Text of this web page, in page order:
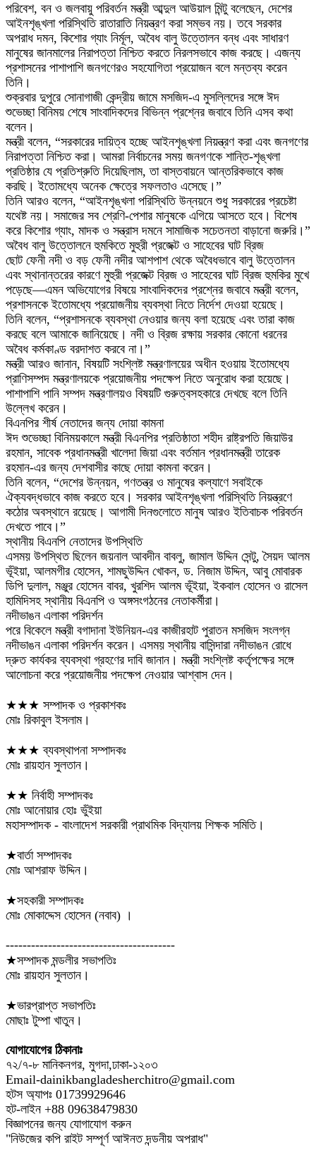
পরিবেশ, বন ও জলবায়ু পরিবর্তন মন্ত্রী আব্দুল আউয়াল মিন্টু বলেছেন, দেশের
আইনশৃঙ্খলা পরিস্থিতি রাতারাতি নিয়ন্ত্রণ করা সম্ভব নয়। তবে সরকার
অপরাধ দমন, কিশোর গ্যাং নির্মূল, অবৈধ বালু উত্তোলন বন্ধ এবং সাধারণ
মানুষের জানমালের নিরাপত্তা নিশ্চিত করতে নিরলসভাবে কাজ করছে। এজন্য
প্রশাসনের পাশাপাশি জনগণেরও সহযোগিতা প্রয়োজন বলে মন্তব্য করেন
তিনি।
শুক্রবার দুপুরে সোনাগাজী কেন্দ্রীয় জামে মসজিদ-এ মুসল্লিদের সঙ্গে ঈদ
শুভেচ্ছা বিনিময় শেষে সাংবাদিকদের বিভিন্ন প্রশ্নের জবাবে তিনি এসব কথা
বলেন।
মন্ত্রী বলেন, “সরকারের দায়িত্ব হচ্ছে আইনশৃঙ্খলা নিয়ন্ত্রণ করা এবং জনগণের
নিরাপত্তা নিশ্চিত করা। আমরা নির্বাচনের সময় জনগণকে শান্তি-শৃঙ্খলা
প্রতিষ্ঠার যে প্রতিশ্রুতি দিয়েছিলাম, তা বাস্তবায়নে আন্তরিকভাবে কাজ
করছি। ইতোমধ্যে অনেক ক্ষেত্রে সফলতাও এসেছে।”
তিনি আরও বলেন, “আইনশৃঙ্খলা পরিস্থিতি উন্নয়নে শুধু সরকারের প্রচেষ্টা
যথেষ্ট নয়। সমাজের সব শ্রেণি-পেশার মানুষকে এগিয়ে আসতে হবে। বিশেষ
করে কিশোর গ্যাং, মাদক ও সন্ত্রাস দমনে সামাজিক সচেতনতা বাড়ানো জরুরি।”
অবৈধ বালু উত্তোলনে হুমকিতে মুহুরী প্রজেক্ট ও সাহেবের ঘাট ব্রিজ
ছোট ফেনী নদী ও বড় ফেনী নদীর আশপাশ থেকে অবৈধভাবে বালু উত্তোলন
এবং স্থানান্তরের কারণে মুহুরী প্রজেক্ট ব্রিজ ও সাহেবের ঘাট ব্রিজ হুমকির মুখে
পড়েছে—এমন অভিযোগের বিষয়ে সাংবাদিকদের প্রশ্নের জবাবে মন্ত্রী বলেন,
প্রশাসনকে ইতোমধ্যে প্রয়োজনীয় ব্যবস্থা নিতে নির্দেশ দেওয়া হয়েছে।
তিনি বলেন, “প্রশাসনকে ব্যবস্থা নেওয়ার জন্য বলা হয়েছে এবং তারা কাজ
করছে বলে আমাকে জানিয়েছে। নদী ও ব্রিজ রক্ষায় সরকার কোনো ধরনের
অবৈধ কর্মকাণ্ড বরদাশত করবে না।”
মন্ত্রী আরও জানান, বিষয়টি সংশ্লিষ্ট মন্ত্রণালয়ের অধীন হওয়ায় ইতোমধ্যে
প্রাণিসম্পদ মন্ত্রণালয়কে প্রয়োজনীয় পদক্ষেপ নিতে অনুরোধ করা হয়েছে।
পাশাপাশি পানি সম্পদ মন্ত্রণালয়ও বিষয়টি গুরুত্বসহকারে দেখছে বলে তিনি
উল্লেখ করেন।
বিএনপির শীর্ষ নেতাদের জন্য দোয়া কামনা
ঈদ শুভেচ্ছা বিনিময়কালে মন্ত্রী বিএনপির প্রতিষ্ঠাতা শহীদ রাষ্ট্রপতি জিয়াউর
রহমান, সাবেক প্রধানমন্ত্রী খালেদা জিয়া এবং বর্তমান প্রধানমন্ত্রী তারেক
রহমান-এর জন্য দেশবাসীর কাছে দোয়া কামনা করেন।
তিনি বলেন, “দেশের উন্নয়ন, গণতন্ত্র ও মানুষের কল্যাণে সবাইকে
ঐক্যবদ্ধভাবে কাজ করতে হবে। সরকার আইনশৃঙ্খলা পরিস্থিতি নিয়ন্ত্রণে
কঠোর অবস্থানে রয়েছে। আগামী দিনগুলোতে মানুষ আরও ইতিবাচক পরিবর্তন
দেখতে পাবে।”
স্থানীয় বিএনপি নেতাদের উপস্থিতি
এসময় উপস্থিত ছিলেন জয়নাল আবদীন বাবলু, জামাল উদ্দিন সেন্টু, সৈয়দ আলম
ভূঁইয়া, আলমগীর হোসেন, শামছুউদ্দিন খোকন, ড. নিজাম উদ্দিন, আবু মোবারক
ডিপি দুলাল, মঞ্জুর হোসেন বাবর, খুরশিদ আলম ভূঁইয়া, ইকবাল হোসেন ও রাসেল
হামিদিসহ স্থানীয় বিএনপি ও অঙ্গসংগঠনের নেতাকর্মীরা।
নদীভাঙন এলাকা পরিদর্শন
পরে বিকেলে মন্ত্রী বগাদানা ইউনিয়ন-এর কাজীরহাট পুরাতন মসজিদ সংলগ্ন
নদীভাঙন এলাকা পরিদর্শন করেন। এসময় স্থানীয় বাসিন্দারা নদীভাঙন রোধে
দ্রুত কার্যকর ব্যবস্থা গ্রহণের দাবি জানান। মন্ত্রী সংশ্লিষ্ট কর্তৃপক্ষের সঙ্গে
আলোচনা করে প্রয়োজনীয় পদক্ষেপ নেওয়ার আশ্বাস দেন।
★★★ সম্পাদক ও প্রকাশকঃ
মোঃ রিকাবুল ইসলাম।
★★★ ব্যবস্থাপনা সম্পাদকঃ
মোঃ রায়হান সুলতান।
★★ নির্বাহী সম্পাদকঃ
মোঃ আনোয়ার হোঃ ভুঁইয়া
মহাসম্পাদক - বাংলাদেশ সরকারী প্রাথমিক বিদ্যালয় শিক্ষক সমিতি।
★বার্তা সম্পাদকঃ
মোঃ আশরাফ উদ্দিন।
★সহকারী সম্পাদকঃ
মোঃ মোকাদ্দেস হোসেন (নবাব) ।
----------------------------------------
★সম্পাদক মন্ডলীর সভাপতিঃ
মোঃ রায়হান সুলতান।
★ভারপ্রাপ্ত সভাপতিঃ
মোছাঃ টুম্পা খাতুন।
যোগাযোগের ঠিকানাঃ
৭২/৭-৮ মানিকনগর, মুগদা,ঢাকা-১২০৩
Email-dainikbangladesherchitro@gmail.com
হটস অ্যাপঃ 01739929646
হট-লাইন +88 09638479830
বিজ্ঞাপনের জন্য যোগাযোগ করুন
"নিউজের কপি রাইট সম্পূর্ণ আঈনত দন্ডনীয় অপরাধ"